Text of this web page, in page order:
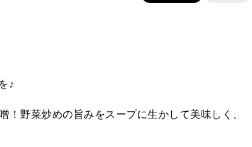
♪
！野菜炒めの旨みをスープに生かして美味しく、